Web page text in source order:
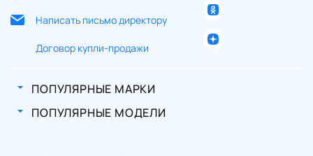
Написать письмо директору
Договор купли-продажи
ПОПУЛЯРНЫЕ МАРКИ
ПОПУЛЯРНЫЕ МОДЕЛИ